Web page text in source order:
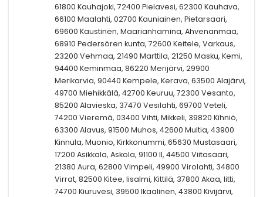
61800 Kauhajoki, 72400 Pielavesi, 62300 Kauhava,
66100 Maalahti, 02700 Kauniainen, Pietarsaari,
69600 Kaustinen, Maarianhamina, Ahvenanmaa,
68910 Pedersören kunta, 72600 Keitele, Varkaus,
23200 Vehmaa, 21490 Marttila, 21250 Masku, Kemi,
94400 Keminmaa, 86220 Merijärvi, 29900
Merikarvia, 90440 Kempele, Kerava, 63500 Alajärvi,
49700 Miehikkälä, 42700 Keuruu, 72300 Vesanto,
85200 Alavieska, 37470 Vesilahti, 69700 Veteli,
74200 Vieremä, 03400 Vihti, Mikkeli, 39820 Kihniö,
63300 Alavus, 91500 Muhos, 42600 Multia, 43900
Kinnula, Muonio, Kirkkonummi, 65630 Mustasaari,
17200 Asikkala, Askola, 91100 II, 44500 Viitasaari,
21380 Aura, 62800 Vimpeli, 49900 Virolahti, 34800
Virrat, 82500 Kitee, Iisalmi, Kittilä, 37800 Akaa, Iitti,
74700 Kiuruvesi, 39500 Ikaalinen, 43800 Kivijärvi,